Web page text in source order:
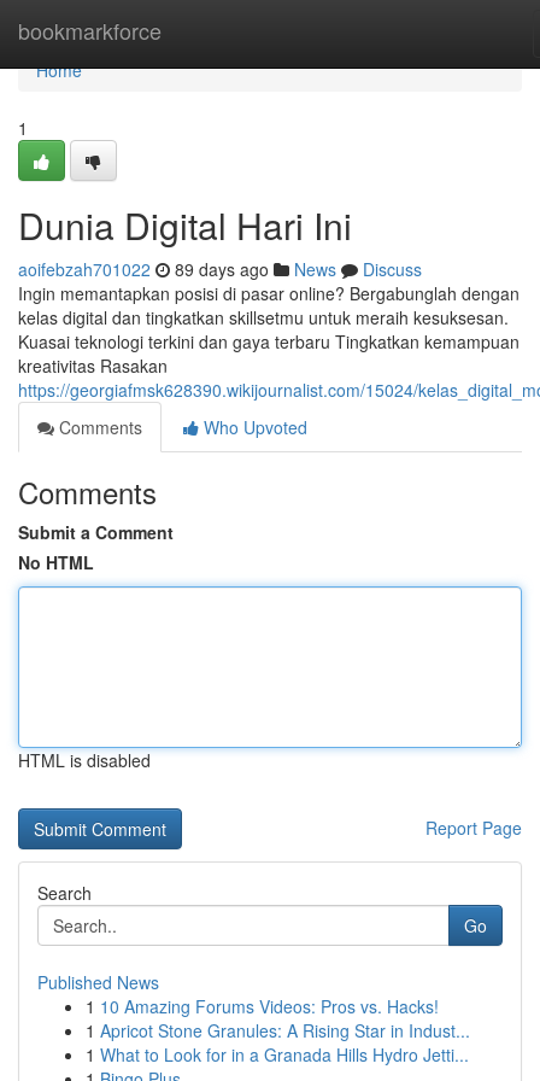
bookmarkforce
Home
Home
1
Dunia Digital Hari Ini
aoifebzah701022 89 days ago News
Discuss
Ingin memantapkan posisi di pasar online? Bergabunglah dengan
kelas digital dan tingkatkan skillsetmu untuk meraih kesuksesan.
Kuasai teknologi terkini dan gaya terbaru Tingkatkan kemampuan
kreativitas Rasakan
https://georgiafmsk628390.wikijournalist.com/15024/
Comments
Who Upvoted
Comments
Submit a Comment
No HTML
HTML is disabled
Report Page
Search
Go
Published News
1 10 Amazing Forums Videos: Pros vs. Hacks!
1 Apricot Stone Granules: A Rising Star in Indust...
1 What to Look for in a Granada Hills Hydro Jetti...